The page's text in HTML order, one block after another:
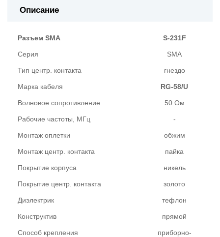
Описание
Разъем SMA S-231F
Серия SMA
Тип центр. контакта гнездо
Марка кабеля RG-58/U
Волновое сопротивление 50 Ом
Рабочие частоты, МГц -
Монтаж оплетки обжим
Монтаж центр. контакта пайка
Покрытие корпуса никель
Покрытие центр. контакта золото
Диэлектрик тефлон
Конструктив прямой
Способ крепления
приборно-